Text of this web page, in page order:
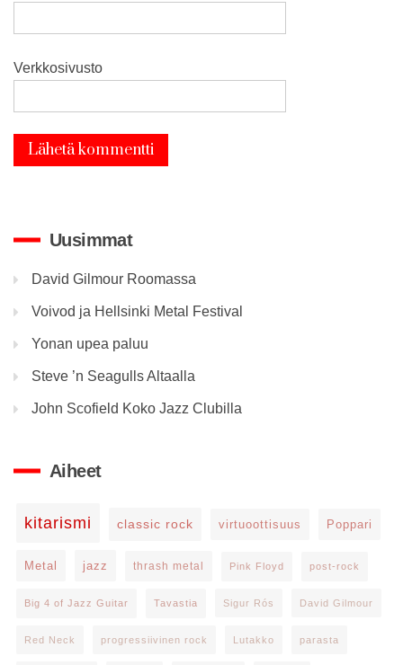
Verkkosivusto
Uusimmat
David Gilmour Roomassa
Voivod ja Hellsinki Metal Festival
Yonan upea paluu
Steve ’n Seagulls Altaalla
John Scofield Koko Jazz Clubilla
Aiheet
kitarismi classic rock virtuoottisuus Poppari
Metal jazz thrash metal Pink Floyd post-rock
Big 4 of Jazz Guitar Tavastia Sigur Rós David Gilmour
Red Neck progressiivinen rock Lutakko parasta